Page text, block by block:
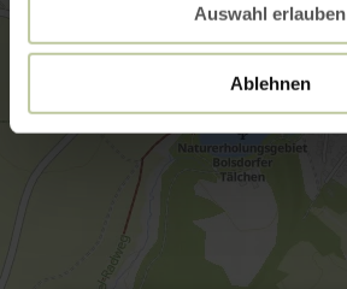
Auswahl erlauben
Ablehnen